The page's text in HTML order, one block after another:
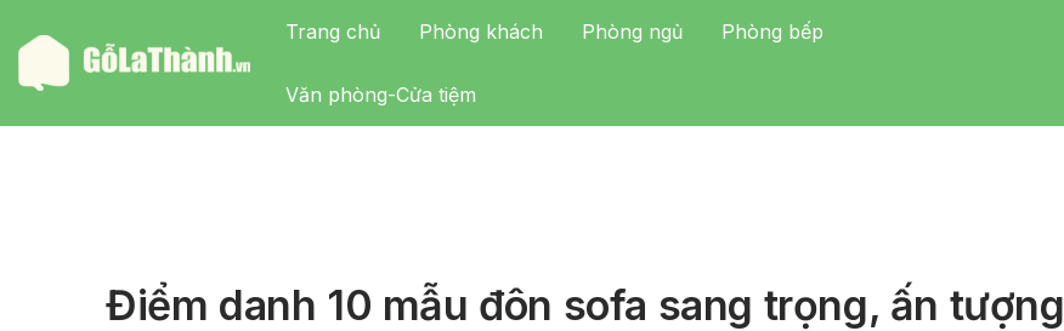
Trang chủ Phòng khách Phòng ngủ Phòng bếp
Văn phòng-Cửa tiệm
Điểm danh 10 mẫu đôn sofa sang trọng, ấn tượng